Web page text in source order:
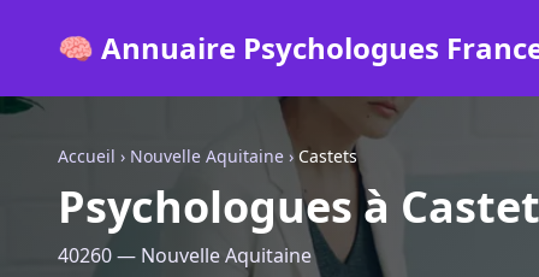
🧠 Annuaire Psychologues
Accueil › Nouvelle Aquitaine ›Castets
Psychologues à
40260 — Nouvelle Aquitaine